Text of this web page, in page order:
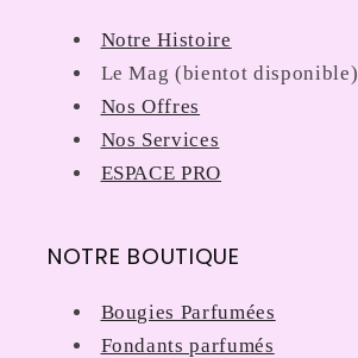
Notre Histoire
Le Mag (bientot disponible)
Nos Offres
Nos Services
ESPACE PRO
NOTRE BOUTIQUE
Bougies Parfumées
Fondants parfumés